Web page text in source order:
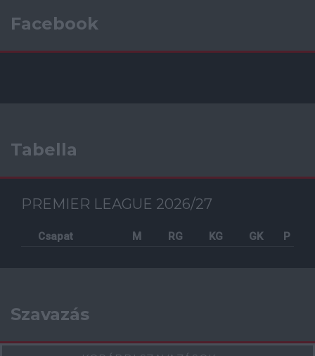
Facebook
Tabella
PREMIER LEAGUE 2026/27
Csapat M RG KG GK P
Szavazás